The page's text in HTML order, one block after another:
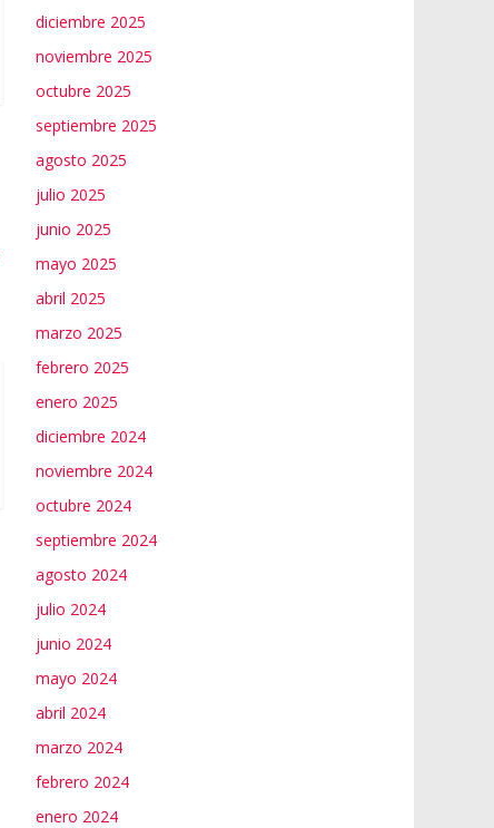
diciembre 2025
noviembre 2025
octubre 2025
septiembre 2025
agosto 2025
julio 2025
junio 2025
mayo 2025
abril 2025
marzo 2025
febrero 2025
enero 2025
diciembre 2024
noviembre 2024
octubre 2024
septiembre 2024
agosto 2024
julio 2024
junio 2024
mayo 2024
abril 2024
marzo 2024
febrero 2024
enero 2024